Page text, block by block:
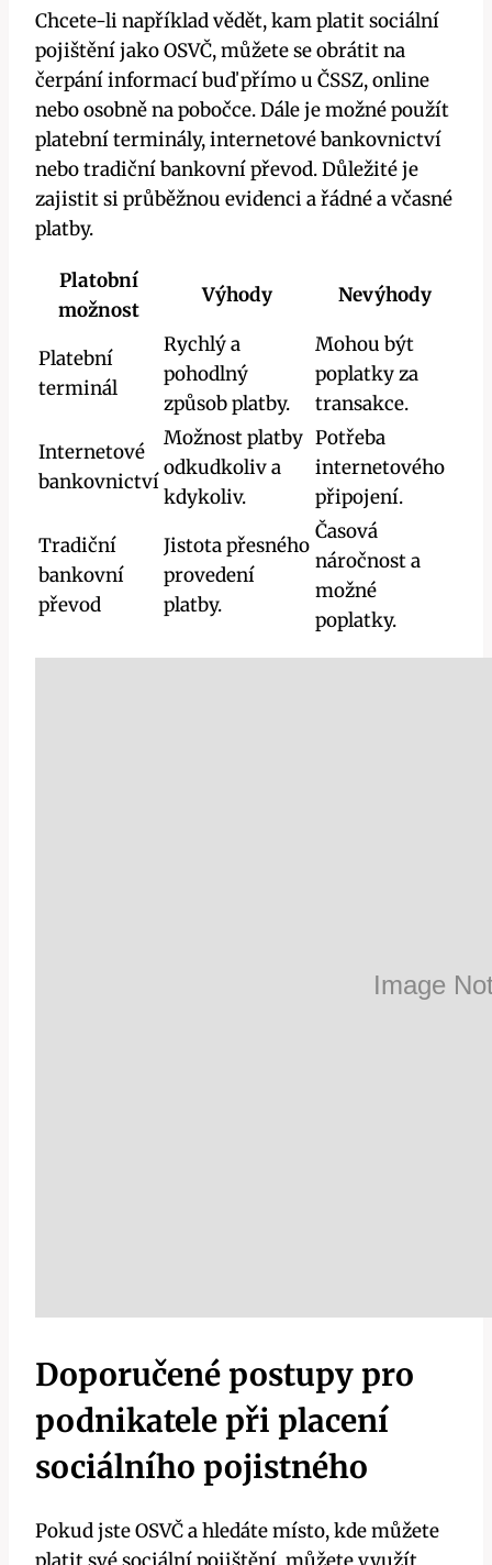
Chcete-li například vědět, kam platit sociální
pojištění jako OSVČ, můžete se obrátit na
čerpání informací buď přímo u ČSSZ, online
nebo osobně na pobočce. Dále je možné použít
platební terminály, internetové bankovnictví
nebo tradiční bankovní převod. Důležité je
zajistit si průběžnou evidenci a řádné a včasné
platby.
Platobní
možnost
Výhody Nevýhody
Platební
terminál
Rychlý a
pohodlný
způsob platby.
Mohou být
poplatky za
transakce.
Internetové
bankovnictví
Možnost platby
odkudkoliv a
kdykoliv.
Potřeba
internetového
připojení.
Tradiční
bankovní
převod
Jistota přesného
provedení
platby.
Časová
náročnost a
možné
poplatky.
Doporučené postupy pro
podnikatele při placení
sociálního pojistného
Pokud jste OSVČ a hledáte místo, kde můžete
platit své sociální pojištění, můžete využít